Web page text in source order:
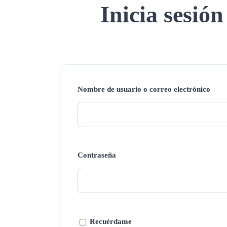
Inicia sesión
Nombre de usuario o correo electrónico
Contraseña
Recuérdame